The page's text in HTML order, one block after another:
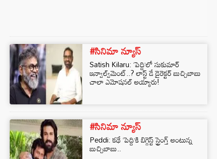
#సినిమా న్యూస్
Satish Kilaru: ‘పెద్ది’లో సుకుమార్
ఇన్వాల్వ్‌మెంట్..? లాస్ట్ డే డైరెక్టర్ బుచ్చిబాబు
చాలా ఎమోషనల్ అయ్యారు!
#సినిమా న్యూస్
Peddi: కథే ‘పెద్ది’కి బిగ్గెస్ట్ స్ట్రెంగ్త్ అంటున్న
బుచ్చిబాబు..